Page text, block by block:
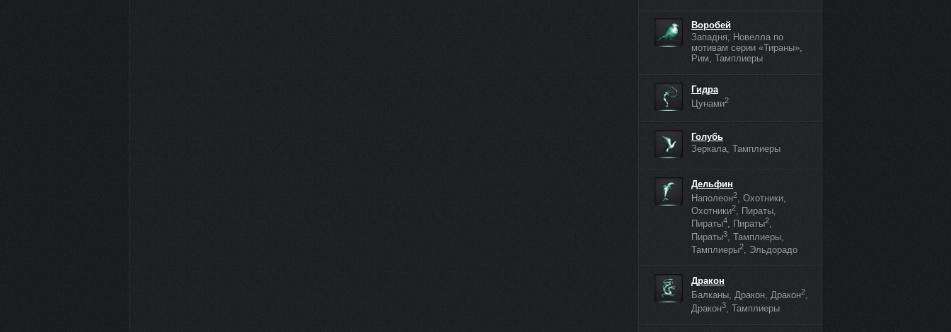
Воробей
Западня, Новелла по
мотивам серии «Тираны»,
Рим, Тамплиеры
Гидра
Цунами2
Голубь
Зеркала, Тамплиеры
Дельфин
Наполеон2
, Охотники,
Охотники2, Пираты,
Пираты4, Пираты2,
Пираты3
, Тамплиеры,
Тамплиеры2, Эльдорадо
Дракон
Балканы, Дракон, Дракон2,
Дракон3 , Тамплиеры